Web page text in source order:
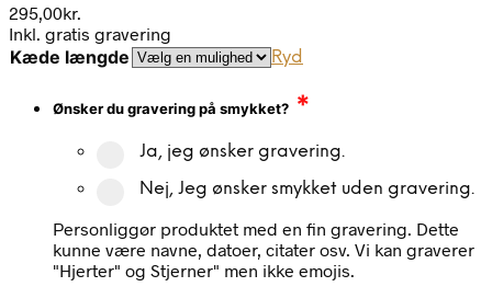
295,00kr.
Inkl. gratis gravering
Kæde længde Ryd
Ønsker du gravering på smykket? *
Ja, jeg ønsker gravering.
Nej, Jeg ønsker smykket uden gravering.
Personliggør produktet med en fin gravering. Dette
kunne være navne, datoer, citater osv. Vi kan graverer
"Hjerter" og Stjerner" men ikke emojis.